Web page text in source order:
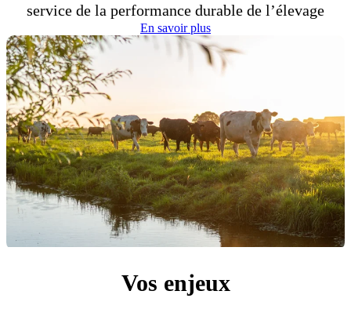
service de la performance durable de l’élevage
En savoir plus
Vos enjeux